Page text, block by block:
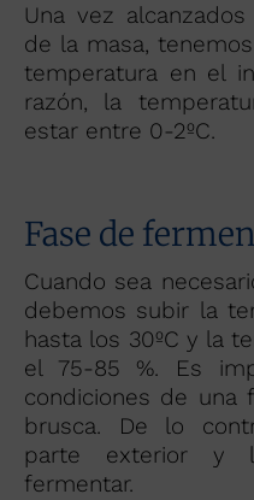
Una vez
de la masa,
temperatura en el
razón, la
estar entre 0-2ºC.
Fase de
Cuando sea
debemos subir la
hasta los 30ºC y la
el 75-85 %. Es
condiciones de una
brusca. De lo
parte exterior y
fermentar.